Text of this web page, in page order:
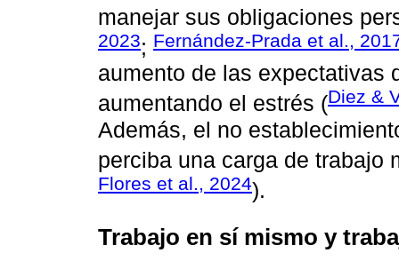
manejar sus obligaciones
2023; Fernández-Prada et al.,
aumento de las expectativas
aumentando el estrés (Diez &
Además, el no
perciba una carga de trabajo
Flores et al., 2024).
Trabajo en sí mismo y